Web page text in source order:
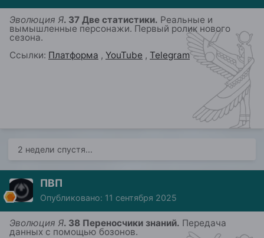
Эволюция Я. 37 Две статистики. Реальные и
вымышленные персонажи. Первый ролик нового
сезона.
Ссылки: Платформа , YouTube , Telegram
2 недели спустя...
ПВП
Опубликовано: 11 сентября 2025
Эволюция Я. 38 Переносчики знаний. Передача
данных с помощью бозонов.